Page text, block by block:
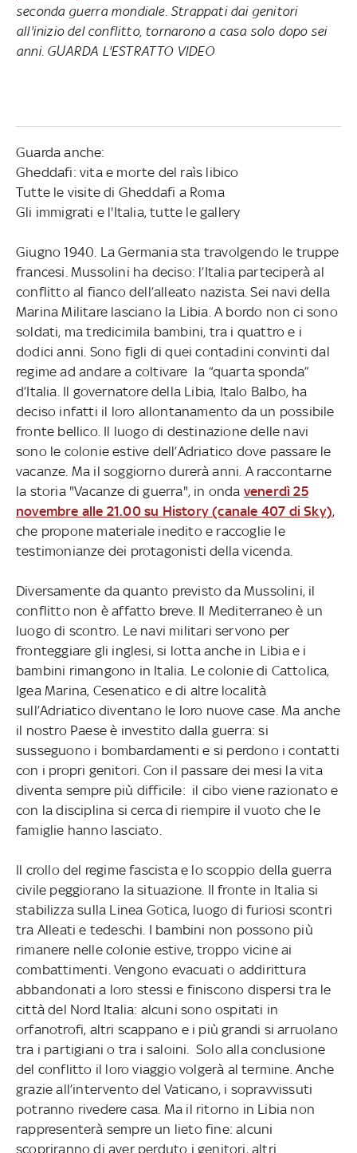
seconda guerra mondiale. Strappati dai genitori
all'inizio del conflitto, tornarono a casa solo dopo sei
anni. GUARDA L'ESTRATTO VIDEO
Guarda anche:
Gheddafi: vita e morte del raìs libico
Tutte le visite di Gheddafi a Roma
Gli immigrati e l'Italia, tutte le gallery
Giugno 1940. La Germania sta travolgendo le truppe
francesi. Mussolini ha deciso: l’Italia parteciperà al
conflitto al fianco dell’alleato nazista. Sei navi della
Marina Militare lasciano la Libia. A bordo non ci sono
soldati, ma tredicimila bambini, tra i quattro e i
dodici anni. Sono figli di quei contadini convinti dal
regime ad andare a coltivare la “quarta sponda”
d’Italia. Il governatore della Libia, Italo Balbo, ha
deciso infatti il loro allontanamento da un possibile
fronte bellico. Il luogo di destinazione delle navi
sono le colonie estive dell’Adriatico dove passare le
vacanze. Ma il soggiorno durerà anni. A raccontarne
la storia "Vacanze di guerra", in onda venerdì 25
novembre alle 21.00 su History (canale 407 di Sky),
che propone materiale inedito e raccoglie le
testimonianze dei protagonisti della vicenda.
Diversamente da quanto previsto da Mussolini, il
conflitto non è affatto breve. Il Mediterraneo è un
luogo di scontro. Le navi militari servono per
fronteggiare gli inglesi, si lotta anche in Libia e i
bambini rimangono in Italia. Le colonie di Cattolica,
Igea Marina, Cesenatico e di altre località
sull’Adriatico diventano le loro nuove case. Ma anche
il nostro Paese è investito dalla guerra: si
susseguono i bombardamenti e si perdono i contatti
con i propri genitori. Con il passare dei mesi la vita
diventa sempre più difficile: il cibo viene razionato e
con la disciplina si cerca di riempire il vuoto che le
famiglie hanno lasciato.
Il crollo del regime fascista e lo scoppio della guerra
civile peggiorano la situazione. Il fronte in Italia si
stabilizza sulla Linea Gotica, luogo di furiosi scontri
tra Alleati e tedeschi. I bambini non possono più
rimanere nelle colonie estive, troppo vicine ai
combattimenti. Vengono evacuati o addirittura
abbandonati a loro stessi e finiscono dispersi tra le
città del Nord Italia: alcuni sono ospitati in
orfanotrofi, altri scappano e i più grandi si arruolano
tra i partigiani o tra i saloini. Solo alla conclusione
del conflitto il loro viaggio volgerà al termine. Anche
grazie all’intervento del Vaticano, i sopravvissuti
potranno rivedere casa. Ma il ritorno in Libia non
rappresenterà sempre un lieto fine: alcuni
scopriranno di aver perduto i genitori, altri